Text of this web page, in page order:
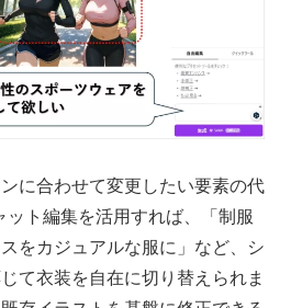
に合わせて変更したい要素の代
ト編集を活用すれば、「制服
をカジュアルな服に」など、シ
て衣装を自在に切り替えられま